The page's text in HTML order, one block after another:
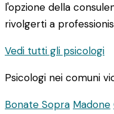
l'opzione della
rivolgerti a
Vedi tutti gli psicologi
Psicologi nei comuni
Bonate Sopra Madone